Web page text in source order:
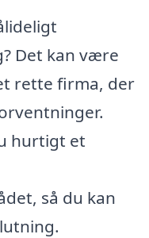
Det kan være
rette firma, der
hurtigt et
så du kan